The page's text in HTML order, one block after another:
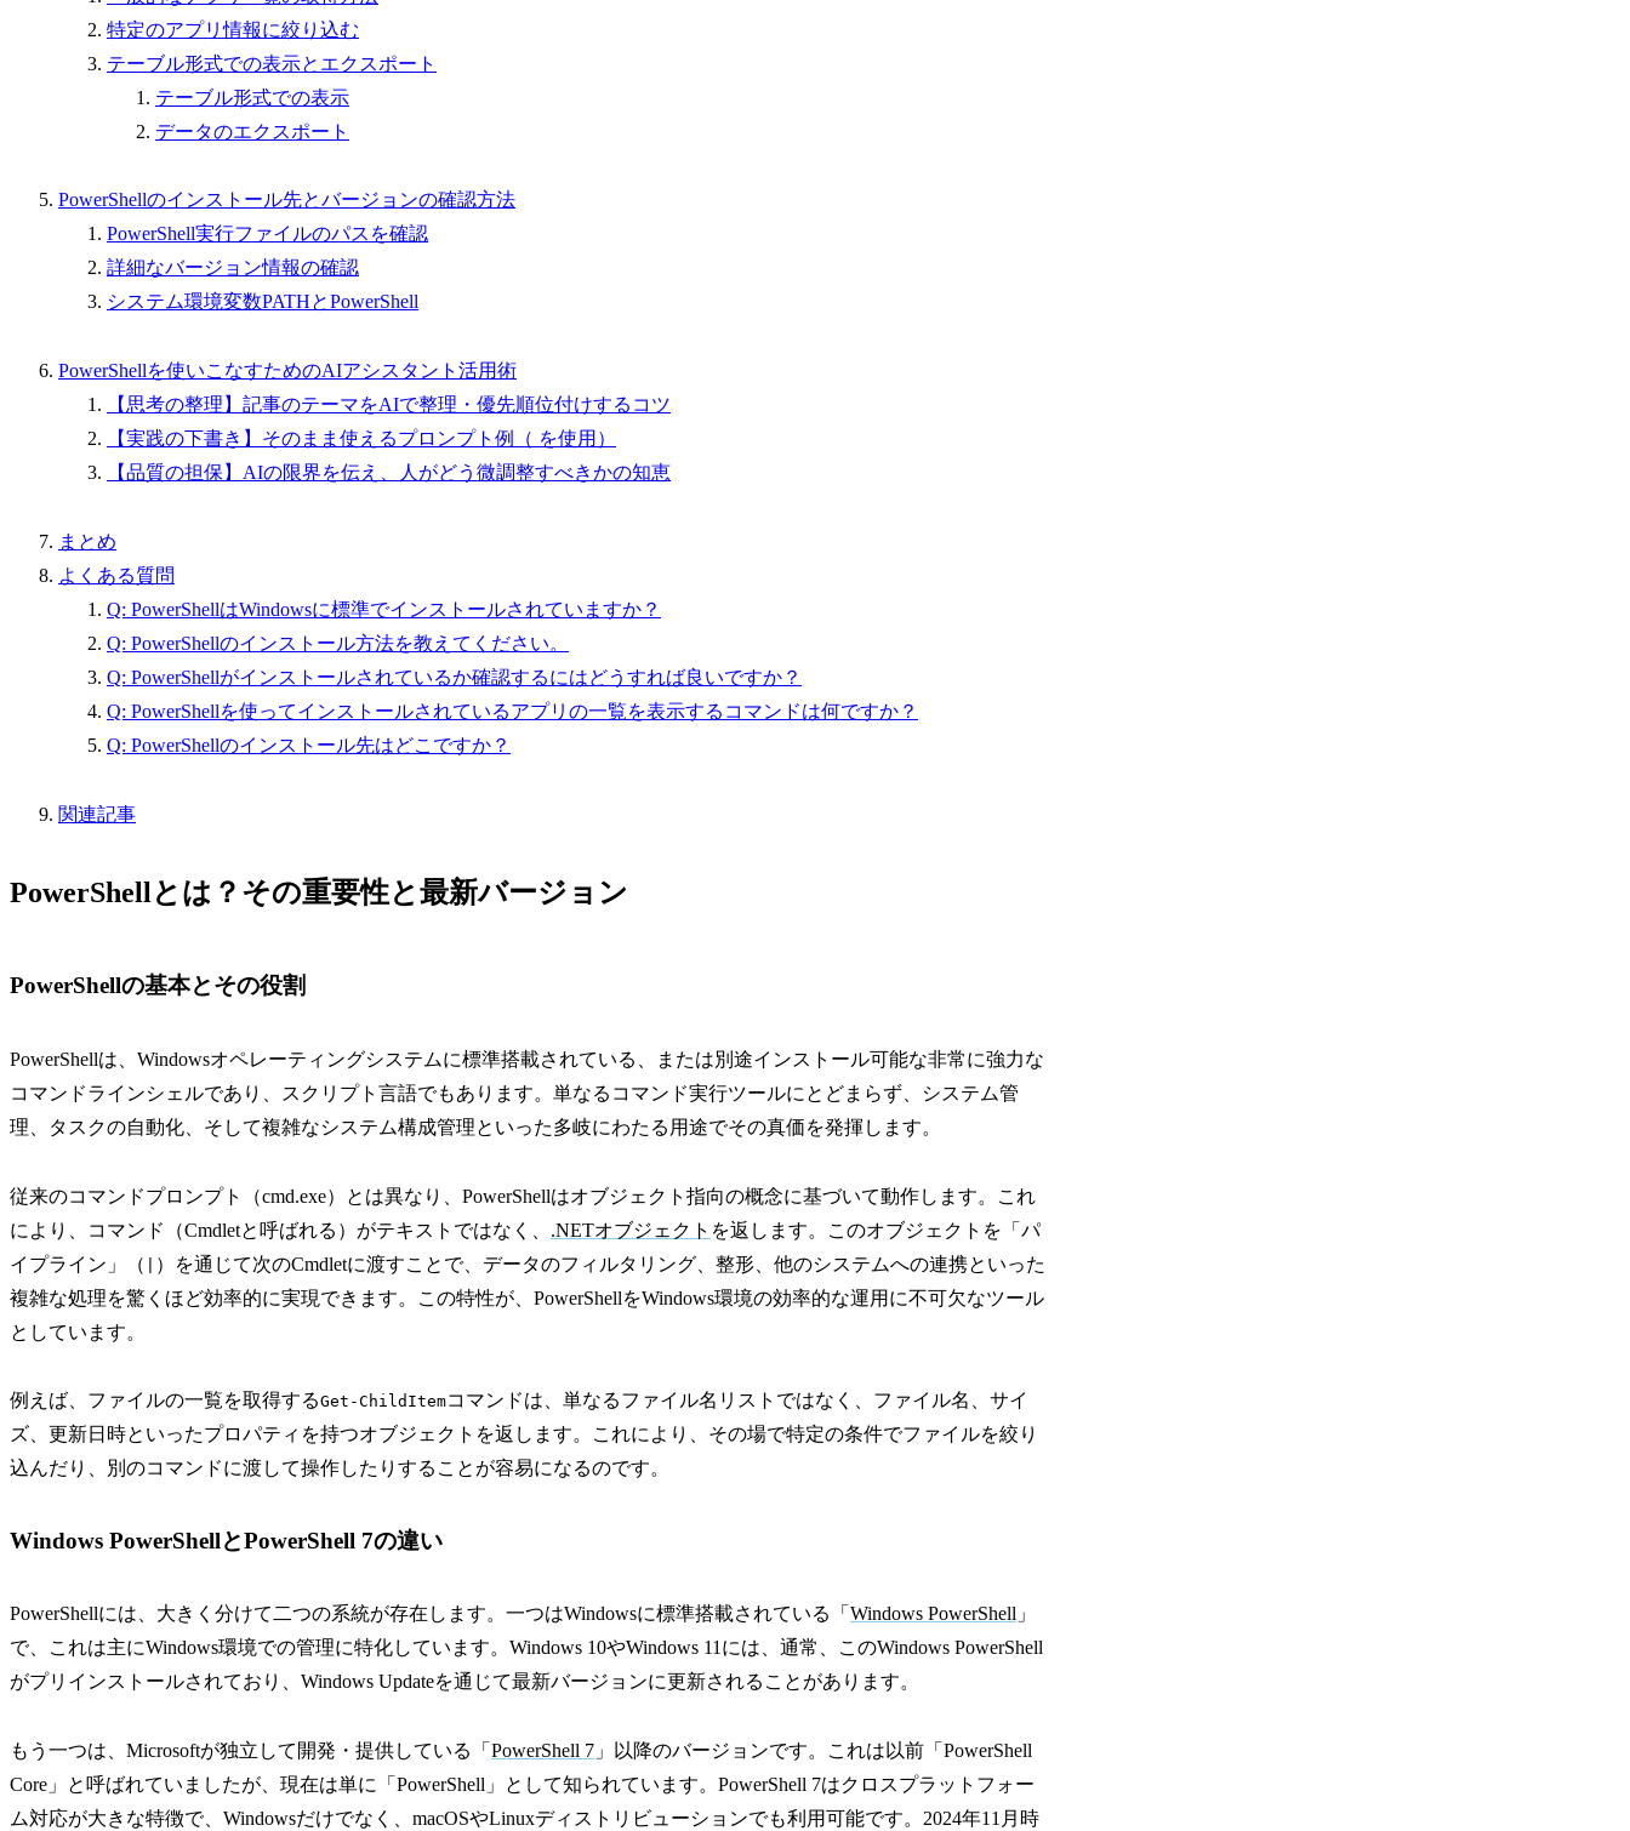
特定のアプリ情報に絞り込む
テーブル形式での表示とエクスポート
テーブル形式での表示
データのエクスポート
PowerShellのインストール先とバージョンの確認方法
PowerShell実行ファイルのパスを確認
詳細なバージョン情報の確認
システム環境変数PATHとPowerShell
PowerShellを使いこなすためのAIアシスタント活用術
【思考の整理】記事のテーマをAIで整理・優先順位付けするコツ
【実践の下書き】そのまま使えるプロンプト例（ を使用）
【品質の担保】AIの限界を伝え、人がどう微調整すべきかの知恵
まとめ
よくある質問
Q: PowerShellはWindowsに標準でインストールされていますか？
Q: PowerShellのインストール方法を教えてください。
Q: PowerShellがインストールされているか確認するにはどうすれば良いですか？
Q: PowerShellを使ってインストールされているアプリの一覧を表示するコマンドは何ですか？
Q: PowerShellのインストール先はどこですか？
関連記事
PowerShellとは？その重要性と最新バージョン
PowerShellの基本とその役割
PowerShellは、Windowsオペレーティングシステムに標準搭載されている、または別途インストール可能な非常に強力な
コマンドラインシェルであり、スクリプト言語でもあります。単なるコマンド実行ツールにとどまらず、システム管
理、タスクの自動化、そして複雑なシステム構成管理といった多岐にわたる用途でその真価を発揮します。
従来のコマンドプロンプト（cmd.exe）とは異なり、PowerShellはオブジェクト指向の概念に基づいて動作します。これ
により、コマンド（Cmdletと呼ばれる）がテキストではなく、 .NETオブジェクト を返します。このオブジェクトを「パ
イプライン」（
）を通じて次のCmdletに渡すことで、データのフィルタリング、整形、他のシステムへの連携といった
複雑な処理を驚くほど効率的に実現できます。この特性が、PowerShellをWindows環境の効率的な運用に不可欠なツール
としています。
例えば、ファイルの一覧を取得するGet-ChildItemコマンドは、単なるファイル名リストではなく、ファイル名、サイ
ズ、更新日時といったプロパティを持つオブジェクトを返します。これにより、その場で特定の条件でファイルを絞り
込んだり、別のコマンドに渡して操作したりすることが容易になるのです。
Windows PowerShellとPowerShell 7の違い
PowerShellには、大きく分けて二つの系統が存在します。一つはWindowsに標準搭載されている「 Windows PowerShell 」
で、これは主にWindows環境での管理に特化しています。Windows 10やWindows 11には、通常、このWindows PowerShell
がプリインストールされており、Windows Updateを通じて最新バージョンに更新されることがあります。
もう一つは、Microsoftが独立して開発・提供している「 PowerShell 7 」以降のバージョンです。これは以前「PowerShell
Core」と呼ばれていましたが、現在は単に「PowerShell」として知られています。PowerShell 7はクロスプラットフォー
ム対応が大きな特徴で、Windowsだけでなく、macOSやLinuxディストリビューションでも利用可能です。2024年11月時